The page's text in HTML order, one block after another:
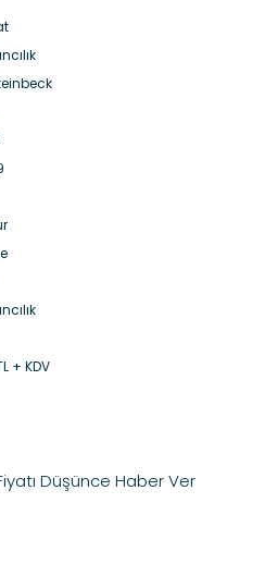
+ KDV
Düşünce Haber Ver